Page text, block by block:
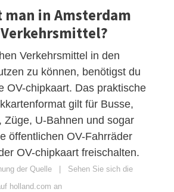
man in Amsterdam
Verkehrsmittel in den
zu können, benötigst du
OV-chipkaart. Das praktische
gilt für Busse,
Züge, U-Bahnen und sogar
öffentlichen OV-Fahrräder
OV-chipkaart freischalten.
der Quelle | Sehen Sie sich die
holland.com an